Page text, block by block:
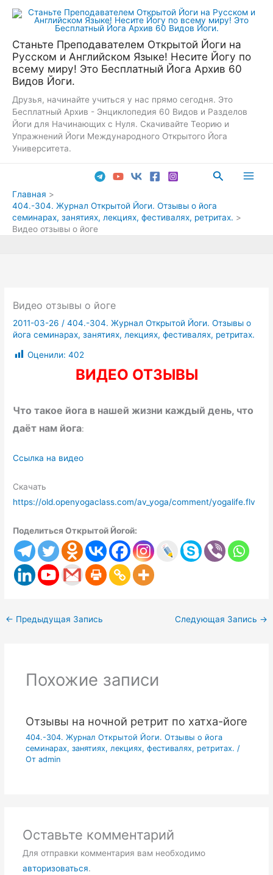
Перейти
Станьте Преподавателем Открытой Йоги на
Русском и Английском Языке! Несите Йогу по
всему миру! Это Бесплатный Йога Архив 60
Видов Йоги.
Друзья, начинайте учиться у нас прямо сегодня. Это
Бесплатный Архив - Энциклопедия 60 Видов и Разделов
Йоги для Начинающих с Нуля. Скачивайте Теорию и
Упражнений Йоги Международного Открытого Йога
Университета.
Поиск
Главная
404.-304. Журнал Открытой Йоги. Отзывы о йога
семинарах, занятиях, лекциях, фестивалях, ретритах.
Видео отзывы о йоге
Видео отзывы о йоге
2011-03-26 /404.-304. Журнал Открытой Йоги. Отзывы о
йога семинарах, занятиях, лекциях, фестивалях, ретритах.
Оценили: 402
ВИДЕО ОТЗЫВЫ
Что такое йога в нашей жизни каждый день, что
даёт нам йога:
Ссылка на видео
Скачать
https://old.openyogaclass.com/av_yoga/comment/yogalife.flv
Поделиться Открытой Йогой:
← Предыдущая Запись Следующая Запись →
Похожие записи
Отзывы на ночной ретрит по хатха-йоге
404.-304. Журнал Открытой Йоги. Отзывы о йога
семинарах, занятиях, лекциях, фестивалях, ретритах. /
От admin
Оставьте комментарий
Для отправки комментария вам необходимо
авторизоваться.